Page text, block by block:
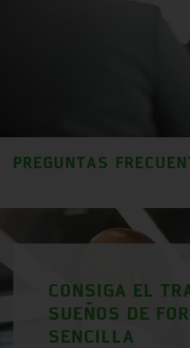
PREGUNTAS
CONSIGA EL
SUEÑOS DE
SENCILLA